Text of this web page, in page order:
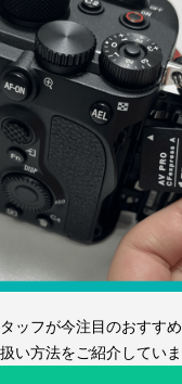
ッフが今注目のおすす
い方法をご紹介していま